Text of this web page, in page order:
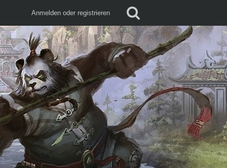
Anmelden oder registrieren